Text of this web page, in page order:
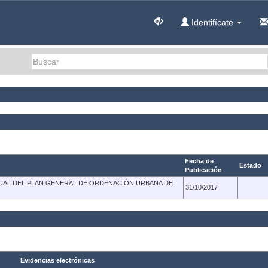
Identifícate
Fecha de
Publicación
Estado
DEL PLAN GENERAL DE ORDENACIÓN URBANA DE
31/10/2017
Evidencias electrónicas